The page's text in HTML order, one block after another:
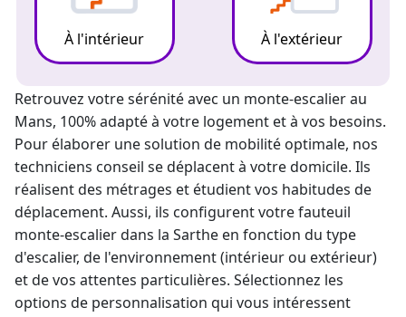
À l'intérieur À l'extérieur
Retrouvez votre sérénité avec un monte-escalierau
Mans, 100% adapté à votre logement et à vos besoins.
Pour élaborer une solution de mobilité optimale, nos
techniciens conseil se déplacent à votre domicile. Ils
réalisent des métrages et étudient vos habitudes de
déplacement. Aussi, ils configurent votrefauteuil
monte-escalierdans la Sarthe en fonction du type
d'escalier, de l'environnement (intérieur ou extérieur)
et de vos attentes particulières. Sélectionnez les
options de personnalisation qui vous intéressent